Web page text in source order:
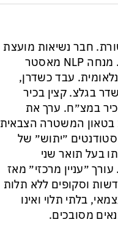
חבר נשיאות מועצת
העיתונות והתקשורת בישראל. מנחה NLP מאסטר
עבד כשדרן,
בגלצ. קצין בכיר
במצ״ח. ערך את
בטאון המשטרה הצבאית
״יתוש״ של
בעל תואר שני
״עניין מרכזי״ מאז
חדשות וסקופים ללא תלות
בלתי תלוי ואינו
מסובכים.